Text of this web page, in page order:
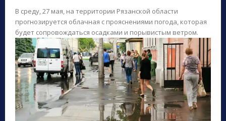
В среду, 27 мая, на территории Рязанской области
прогнозируется облачная с прояснениями погода, которая
будет сопровождаться осадками и порывистым ветром.